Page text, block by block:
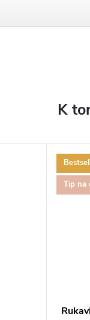
K
Tip na